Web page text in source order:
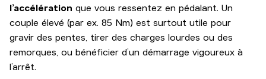
l’accélération que vous ressentez en pédalant. Un
couple élevé (par ex. 85 Nm) est surtout utile pour
gravir des pentes, tirer des charges lourdes ou des
remorques, ou bénéficier d’un démarrage vigoureux à
l’arrêt.